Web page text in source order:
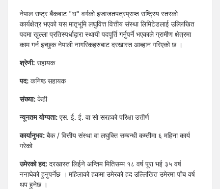
नेपाल राष्ट्र बैंकबाट "घ" वर्गको इजाजतपत्रप्राप्त राष्ट्रिय स्तरको
कार्यक्षेत्र भएको यस मातृभूमि लघुवित्त वित्तीय संस्था लिमिटेडलाई उल्लिखित
पदमा खुल्ला प्रतिस्पर्धाद्वारा स्थायी पदपूर्ति गर्नुपर्ने भएकाले ग्रामीण क्षेत्रमा
काम गर्न इच्छुक नेपाली नागरिकहरुबाट दरखास्त आब्हान गरिएको छ ।
श्रेणी: सहायक
पद: कनिष्ठ सहायक
संख्या: केही
न्यूनतम योग्यता: एस. ई. ई. वा सो सरहको परिक्षा उत्तीर्ण
कार्यानुभव: बैक / वित्तीय संस्था वा लघुक्ति सम्बन्धी कम्तीमा ६ महिना कार्य
गरेको
उमेरको हद: दरखास्त लिईने अन्तिम मितिसम्म १८ वर्ष पूरा भई ३५ वर्ष
ननाघेको हुनुपर्नेछ । महिलाको हकमा उमेरको हद उल्लिखित उमेरमा पाँच वर्ष
थप हुनेछ ।